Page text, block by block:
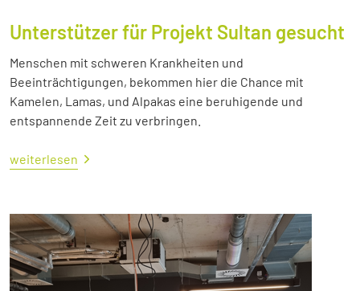
Unterstützer für Projekt Sultan gesucht
Menschen mit schweren Krankheiten und
Beeinträchtigungen, bekommen hier die Chance mit
Kamelen, Lamas, und Alpakas eine beruhigende und
entspannende Zeit zu verbringen.
weiterlesen